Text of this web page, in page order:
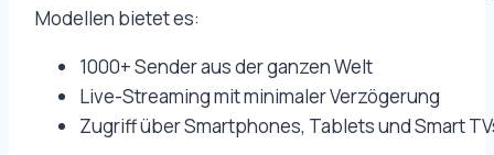
Modellen bietet es:
1000+ Sender aus der ganzen Welt
Live-Streaming mit minimaler Verzögerung
Zugriff über Smartphones, Tablets und Smart